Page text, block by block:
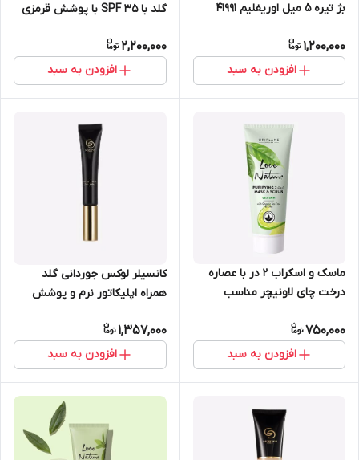
بژ تیره 5 میل اوریفلیم 41991
1,200,000
افزودن به سبد
گلد با SPF 35 با پوشش قرمزی
2,200,000
افزودن به سبد
ماسک و اسکراب ۲ در با عصاره
درخت چای لاونیچر مناسب
اوریفلیم 35576
750,000
افزودن به سبد
کانسیلر لوکس جوردانی گلد
همراه اپلیکاتور نرم و پوشش
1,357,000
افزودن به سبد